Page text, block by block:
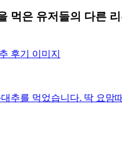
먹은 유저들의 다른
추를 먹었습니다. 딱 요맘